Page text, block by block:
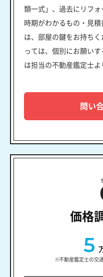
類一式」、過去にリフ
時期がわかるもの・見
は、部屋の鍵をお持ち
っては、個別にお願い
は担当の不動産鑑定士よ
問い
価格
5
※不動産鑑定士の交